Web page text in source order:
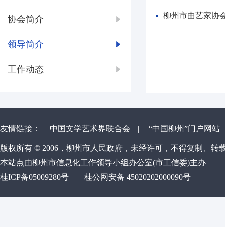
协会简介
领导简介
工作动态
柳州市曲艺家协
友情链接： 中国文学艺术界联合会 | “中国柳州”门户网站
版权所有 © 2006，柳州市人民政府，未经许可，不得复制、转
本站点由柳州市信息化工作领导小组办公室(市工信委)主办
桂ICP备05009280号
桂公网安备 45020202000090号